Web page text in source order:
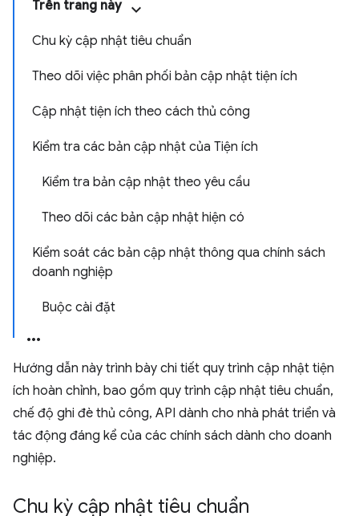
Trên trang này
Chu kỳ cập nhật tiêu chuẩn
Theo dõi việc phân phối bản cập nhật tiện ích
Cập nhật tiện ích theo cách thủ công
Kiểm tra các bản cập nhật của Tiện ích
Kiểm tra bản cập nhật theo yêu cầu
Theo dõi các bản cập nhật hiện có
Kiểm soát các bản cập nhật thông qua chính sách
doanh nghiệp
Buộc cài đặt
Hướng dẫn này trình bày chi tiết quy trình cập nhật tiện
ích hoàn chỉnh, bao gồm quy trình cập nhật tiêu chuẩn,
chế độ ghi đè thủ công, API dành cho nhà phát triển và
tác động đáng kể của các chính sách dành cho doanh
nghiệp.
Chu kỳ cập nhật tiêu chuẩn